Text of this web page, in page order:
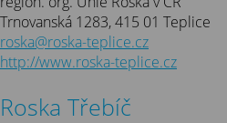
Trnovanská 1283, 415 01 Teplice
roska@roska-teplice.cz
http://www.roska-teplice.cz
Roska Třebíč